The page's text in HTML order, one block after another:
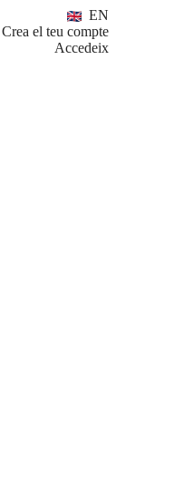
EN
Crea el teu compte
Accedeix